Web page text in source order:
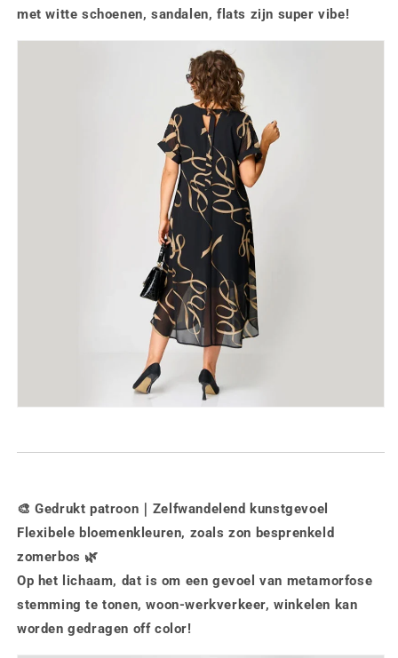
met witte schoenen, sandalen, flats zijn super vibe!
🎨Gedrukt patroon｜Zelfwandelend kunstgevoel
Flexibele bloemenkleuren, zoals zon besprenkeld
zomerbos 🌿
Op het lichaam, dat is om een gevoel van metamorfose
stemming te tonen, woon-werkverkeer, winkelen kan
worden gedragen off color!